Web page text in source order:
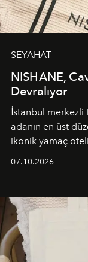
SEYAHAT
NISHANE,
Devralıyor
İstanbul merkezli
adanın en üst
ikonik yamaç
buluşturarak
sürükleyici ve
07.10.2026